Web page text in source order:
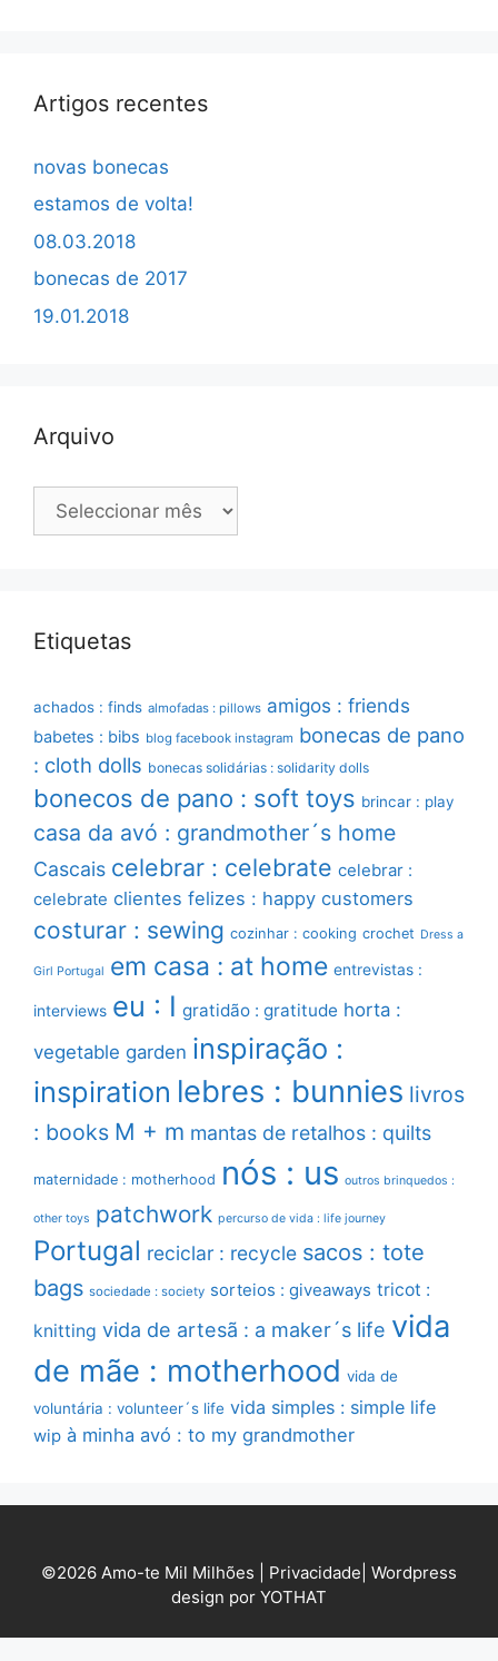
Artigos recentes
novas bonecas
estamos de volta!
08.03.2018
bonecas de 2017
19.01.2018
Arquivo
Arquivo
Etiquetas
achados : finds almofadas : pillows amigos : friends
babetes : bibs blog facebook instagram bonecas de pano
: cloth dolls bonecas solidárias : solidarity dolls
bonecos de pano : soft toys brincar : play
casa da avó : grandmother´s home
Cascais celebrar : celebrate celebrar :
celebrate clientes felizes : happy customers
costurar : sewing cozinhar : cooking crochet Dress a
Girl Portugal em casa : at home entrevistas :
interviews eu : I gratidão : gratitude horta :
vegetable garden inspiração :
inspiration lebres : bunnies livros
: books M + m mantas de retalhos : quilts
maternidade : motherhood nós : us outros brinquedos :
other toys patchwork percurso de vida : life journey
Portugal reciclar : recycle sacos : tote
bags sociedade : society sorteios : giveaways tricot :
knitting vida de artesã : a maker´s life vida
de mãe : motherhood vida de
voluntária : volunteer´s life vida simples : simple life
wip à minha avó : to my grandmother
©2026 Amo-te Mil Milhões | Privacidade Wordpress
design por YOTHAT